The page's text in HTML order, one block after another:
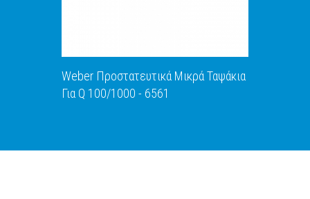
Weber Προστατευτικά Μικρά Ταψάκια
Για Q 100/1000 - 6561